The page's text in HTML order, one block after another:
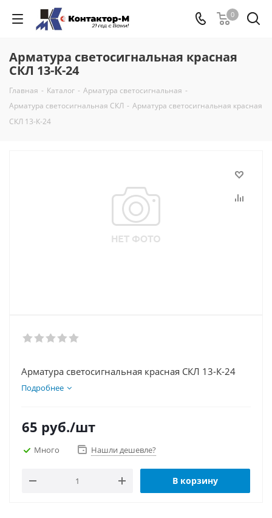
0
Арматура светосигнальная красная
СКЛ 13-К-24
Главная - Каталог - Арматура светосигнальная -
Арматура светосигнальная СКЛ - Арматура светосигнальная красная
СКЛ 13-К-24
Арматура светосигнальная красная СКЛ 13-К-24
Подробнее
65 руб./шт
Много Нашли дешевле?
В корзину